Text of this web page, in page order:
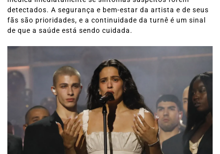
detectados. A segurança e bem-estar da artista e de seus
fãs são prioridades, e a continuidade da turnê é um sinal
de que a saúde está sendo cuidada.